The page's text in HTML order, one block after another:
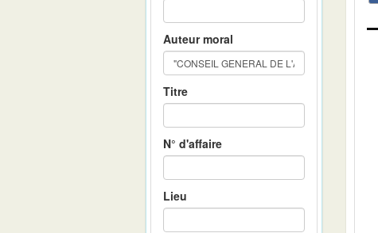
Auteur moral
Titre
N° d'affaire
Lieu